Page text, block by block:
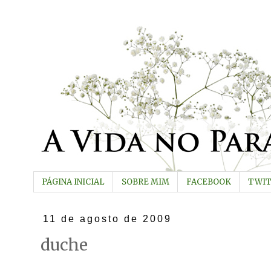
PÁGINA INICIAL SOBRE MIM FACEBOOK
11 de agosto de 2009
duche